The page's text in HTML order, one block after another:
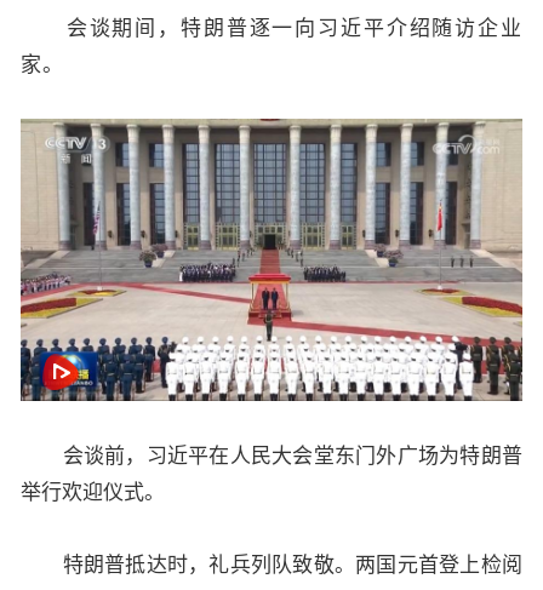
会谈期间，特朗普逐一向习近平介绍随访企业
家。
会谈前，习近平在人民大会堂东门外广场为特朗普
举行欢迎仪式。
特朗普抵达时，礼兵列队致敬。两国元首登上检阅